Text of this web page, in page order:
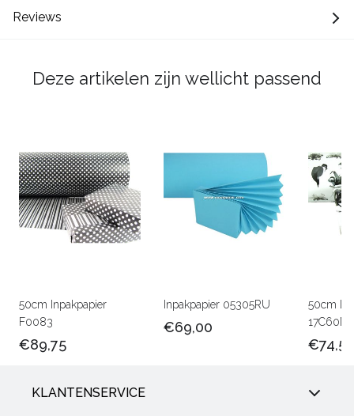
Reviews
Deze artikelen zijn wellicht passend
50cm Inpakpapier
F0083
€89,75
Inpakpapier 05305RU
€69,00
50cm
€74,50
KLANTENSERVICE